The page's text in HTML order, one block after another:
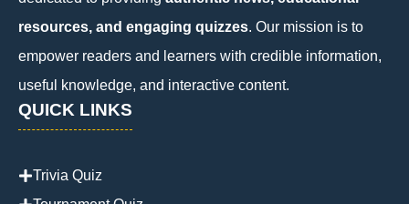
resources, and engaging quizzes. Our mission is to
empower readers and learners with credible information,
useful knowledge, and interactive content.
QUICK LINKS
Trivia Quiz